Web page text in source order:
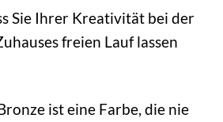
Sie Ihrer Kreativität bei der
freien Lauf lassen
ist eine Farbe, die nie